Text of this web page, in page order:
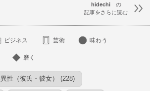
hidechiの
記事をさらに読む
ビジネス 芸術 味わう
磨く
異性（彼氏・彼女） (228)